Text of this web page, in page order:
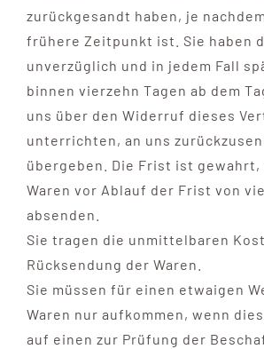
zurückgesandt haben, je
frühere Zeitpunkt ist. Sie haben
unverzüglich und in jedem Fall
binnen vierzehn Tagen ab dem
uns über den Widerruf dieses
unterrichten, an uns
übergeben. Die Frist ist gewahrt,
Waren vor Ablauf der Frist von
absenden.
Sie tragen die unmittelbaren
Rücksendung der Waren.
Sie müssen für einen etwaigen
Waren nur aufkommen, wenn
auf einen zur Prüfung der